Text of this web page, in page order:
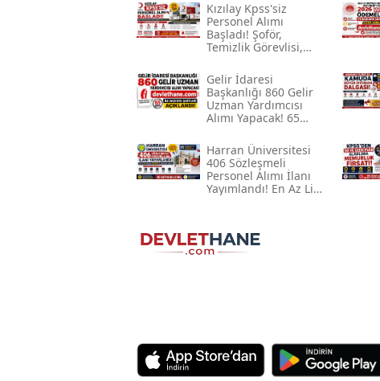
Kızılay Kpss'siz
Personel Alımı
Başladı! Şoför,
Temizlik Görevlisi,
İşçi Alınacak
Gelir İdaresi
Başkanlığı 860 Gelir
Uzman Yardımcısı
Alımı Yapacak! 65
Şartları Açıklandı
Harran Üniversitesi
406 Sözleşmeli
Personel Alımı İlanı
Yayımlandı! En Az Lise